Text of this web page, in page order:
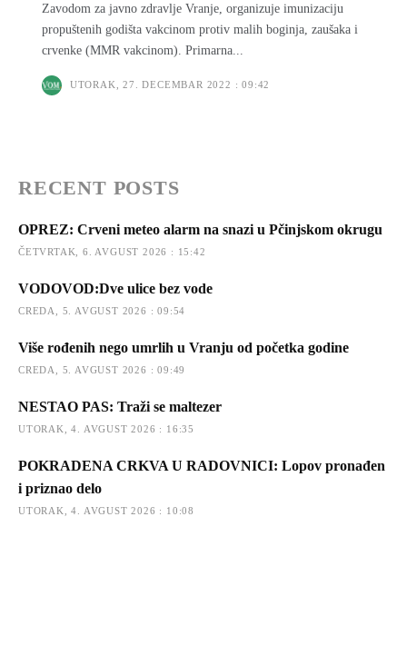
Zavodom za javno zdravlјe Vranje, organizuje imunizaciju
propuštenih godišta vakcinom protiv malih boginja, zaušaka i
crvenke (MMR vakcinom). Primarna...
UTORAK, 27. DECEMBAR 2022 : 09:42
RECENT POSTS
OPREZ: Crveni meteo alarm na snazi u Pčinjskom okrugu
ČETVRTAK, 6. AVGUST 2026 : 15:42
VODOVOD:Dve ulice bez vode
CREDA, 5. AVGUST 2026 : 09:54
Više rođenih nego umrlih u Vranju od početka godine
CREDA, 5. AVGUST 2026 : 09:49
NESTAO PAS: Traži se maltezer
UTORAK, 4. AVGUST 2026 : 16:35
POKRADENA CRKVA U RADOVNICI: Lopov pronađen
i priznao delo
UTORAK, 4. AVGUST 2026 : 10:08